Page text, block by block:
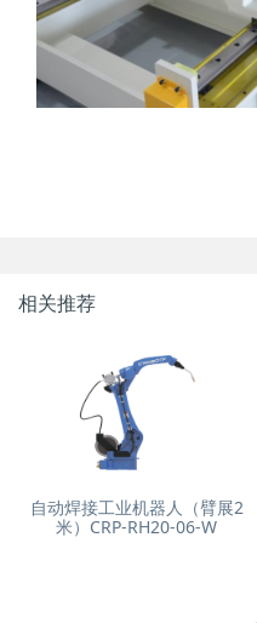
相关推荐
自动焊接工业机器人（臂展2
米）CRP-RH20-06-W